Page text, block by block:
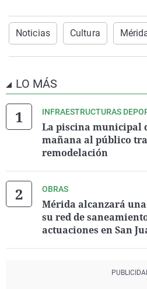
Noticias Cultura
LO MÁS
INFRAESTRUCTURAS
La piscina municipal
mañana al público
remodelación
OBRAS
Mérida alcanzará
su red de
actuaciones en San